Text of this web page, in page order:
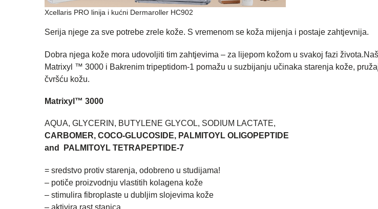
Xcellaris PRO linija i kućni Dermaroller HC902
Serija njege za sve potrebe zrele kože. S vremenom se koža mijenja i postaje zahtjevnija.
Dobra njega kože mora udovoljiti tim zahtjevima – za lijepom kožom u svakoj fazi
Matrixyl ™ 3000 i Bakrenim tripeptidom-1 pomažu u suzbijanju učinaka starenja kože,
čvršću kožu.
Matrixyl™ 3000
AQUA, GLYCERIN, BUTYLENE GLYCOL, SODIUM LACTATE,
CARBOMER, COCO-GLUCOSIDE, PALMITOYL OLIGOPEPTIDE
and PALMITOYL TETRAPEPTIDE-7
= sredstvo protiv starenja, odobreno u studijama!
– potiče proizvodnju vlastitih kolagena kože
– stimulira fibroplaste u dubljim slojevima kože
– aktivira rast stanica